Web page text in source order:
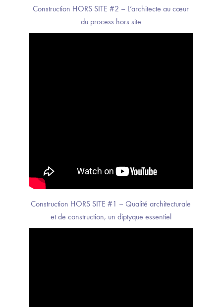
Construction HORS SITE #2 – L’architecte au cœur
du process hors site
Construction HORS SITE #1 – Qualité architecturale
et de construction, un diptyque essentiel